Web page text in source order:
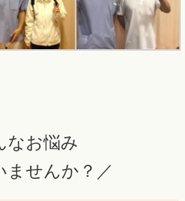
なお悩み
ませんか？／